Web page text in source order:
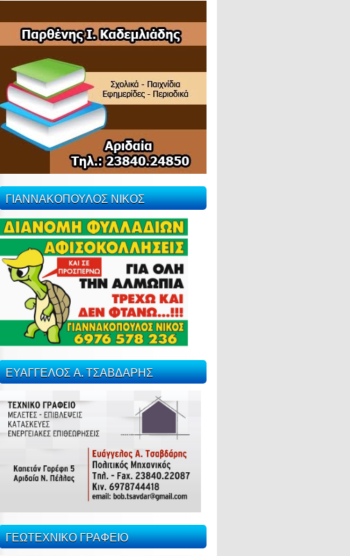
ΓΙΑΝΝΑΚΟΠΟΥΛΟΣ ΝΙΚΟΣ
ΕΥΑΓΓΕΛΟΣ Α. ΤΣΑΒΔΑΡΗΣ
ΓΕΩΤΕΧΝΙΚΟ ΓΡΑΦΕΙΟ